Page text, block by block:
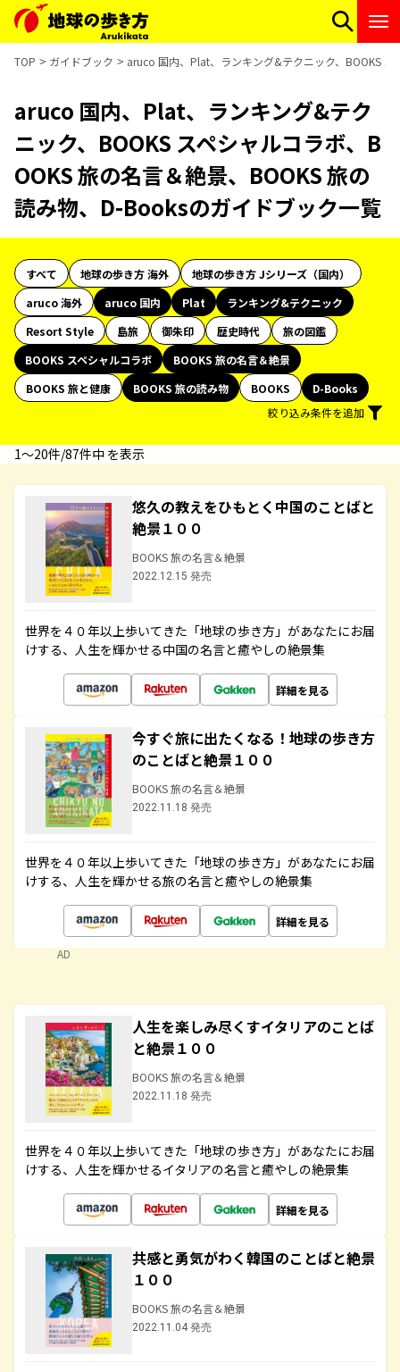
TOP ガイドブック aruco 国内、Plat、ランキング&テクニック、BOOKS
aruco 国内、Plat、ランキング&テク
ニック、BOOKS スペシャルコラボ、B
OOKS 旅の名言＆絶景、BOOKS 旅の
読み物、D-Booksのガイドブック一覧
すべて 地球の歩き方 海外
地球の歩き方 Jシリーズ（国内）
aruco 海外
aruco 国内 Plat
ランキング&テクニック
Resort Style
島旅 御朱印 歴史時代
旅の図鑑
BOOKS スペシャルコラボ
BOOKS 旅の名言＆絶景
BOOKS 旅と健康
BOOKS 旅の読み物 BOOKS
D-Books
絞り込み条件を追加
1〜20件/87件中 を表示
悠久の教えをひもとく中国のことばと
絶景１００
BOOKS 旅の名言＆絶景
2022.12.15 発売
世界を４０年以上歩いてきた「地球の歩き方」があなたにお届
けする、人生を輝かせる中国の名言と癒やしの絶景集
詳細を見る
今すぐ旅に出たくなる！地球の歩き方
のことばと絶景１００
BOOKS 旅の名言＆絶景
2022.11.18 発売
世界を４０年以上歩いてきた「地球の歩き方」があなたにお届
けする、人生を輝かせる旅の名言と癒やしの絶景集
詳細を見る
AD
人生を楽しみ尽くすイタリアのことば
と絶景１００
BOOKS 旅の名言＆絶景
2022.11.18 発売
世界を４０年以上歩いてきた「地球の歩き方」があなたにお届
けする、人生を輝かせるイタリアの名言と癒やしの絶景集
詳細を見る
共感と勇気がわく韓国のことばと絶景
１００
BOOKS 旅の名言＆絶景
2022.11.04 発売